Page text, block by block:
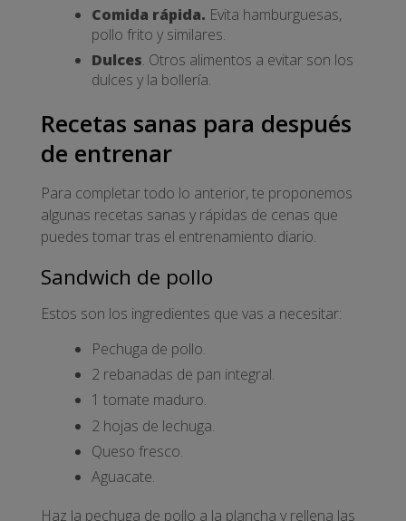
Comida rápida. Evita hamburguesas,
pollo frito y similares.
Dulces. Otros alimentos a evitar son los
dulces y la bollería.
Recetas sanas para después
de entrenar
Para completar todo lo anterior, te proponemos
algunas recetas sanas y rápidas de cenas que
puedes tomar tras el entrenamiento diario.
Sandwich de pollo
Estos son los ingredientes que vas a necesitar:
Pechuga de pollo.
2 rebanadas de pan integral.
1 tomate maduro.
2 hojas de lechuga.
Queso fresco.
Aguacate.
Haz la pechuga de pollo a la plancha y rellena las